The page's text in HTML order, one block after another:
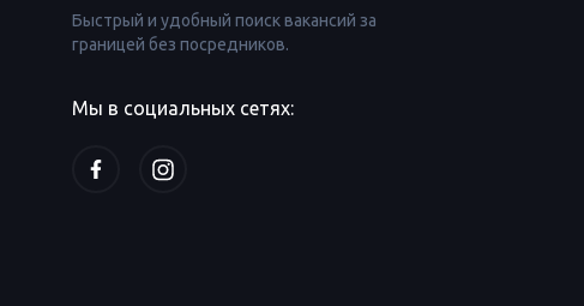
Быстрый и удобный поиск вакансий за
границей без посредников.
Мы в социальных сетях: